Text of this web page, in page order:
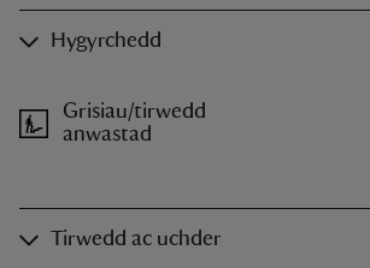
Hygyrchedd
Grisiau/tirwedd
anwastad
Tirwedd ac uchder